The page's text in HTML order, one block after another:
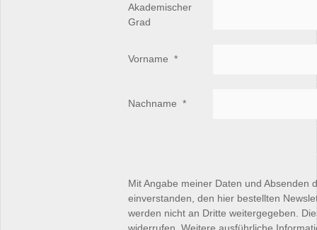
Akademischer
Grad
Vorname *
Nachname *
Mit Angabe meiner Daten und Absenden
einverstanden, den hier bestellten
werden nicht an Dritte weitergegeben.
widerrufen. Weitere ausführliche